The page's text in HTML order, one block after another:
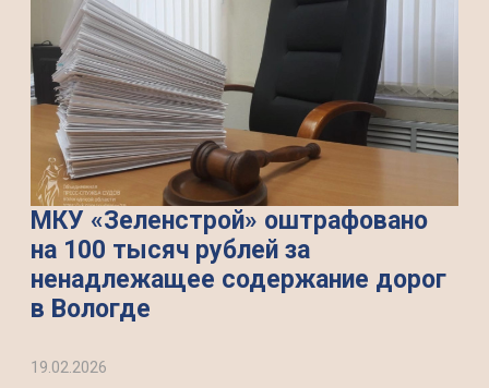
МКУ «Зеленстрой» оштрафовано
на 100 тысяч рублей за
ненадлежащее содержание дорог
в Вологде
19.02.2026